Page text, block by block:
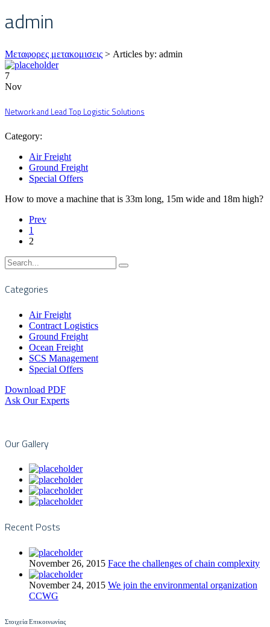
admin
Μεταφορες μετακομισεις > Articles by: admin
7
Nov
Network and Lead Top Logistic Solutions
Category:
Air Freight
Ground Freight
Special Offers
How to move a machine that is 33m long, 15m wide and 18m high?
Prev
1
2
Categories
Air Freight
Contract Logistics
Ground Freight
Ocean Freight
SCS Management
Special Offers
Download PDF
Ask Our Experts
Our Gallery
Recent Posts
November 26, 2015 Face the challenges of chain complexity
November 24, 2015 We join the environmental organization
CCWG
Στοιχεία Επικοινωνίας